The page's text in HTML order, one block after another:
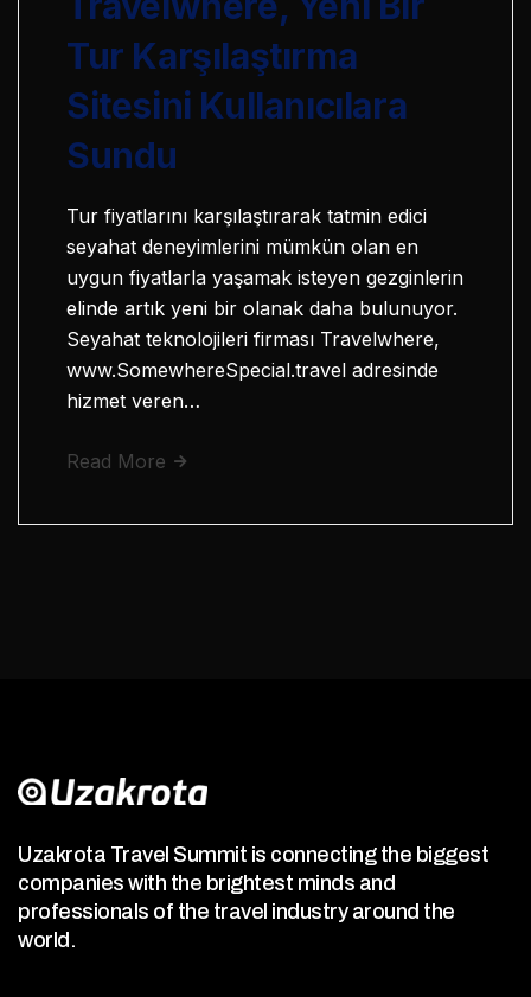
Tur Karşılaştırma
Sitesini Kullanıcılara
Sundu
Tur fiyatlarını karşılaştırarak tatmin edici
seyahat deneyimlerini mümkün olan en
uygun fiyatlarla yaşamak isteyen gezginlerin
elinde artık yeni bir olanak daha bulunuyor.
Seyahat teknolojileri firması Travelwhere,
www.SomewhereSpecial.travel adresinde
hizmet veren…
Read More
Uzakrota Travel Summit is connecting the biggest
companies with the brightest minds and
professionals of the travel industry around the
world.